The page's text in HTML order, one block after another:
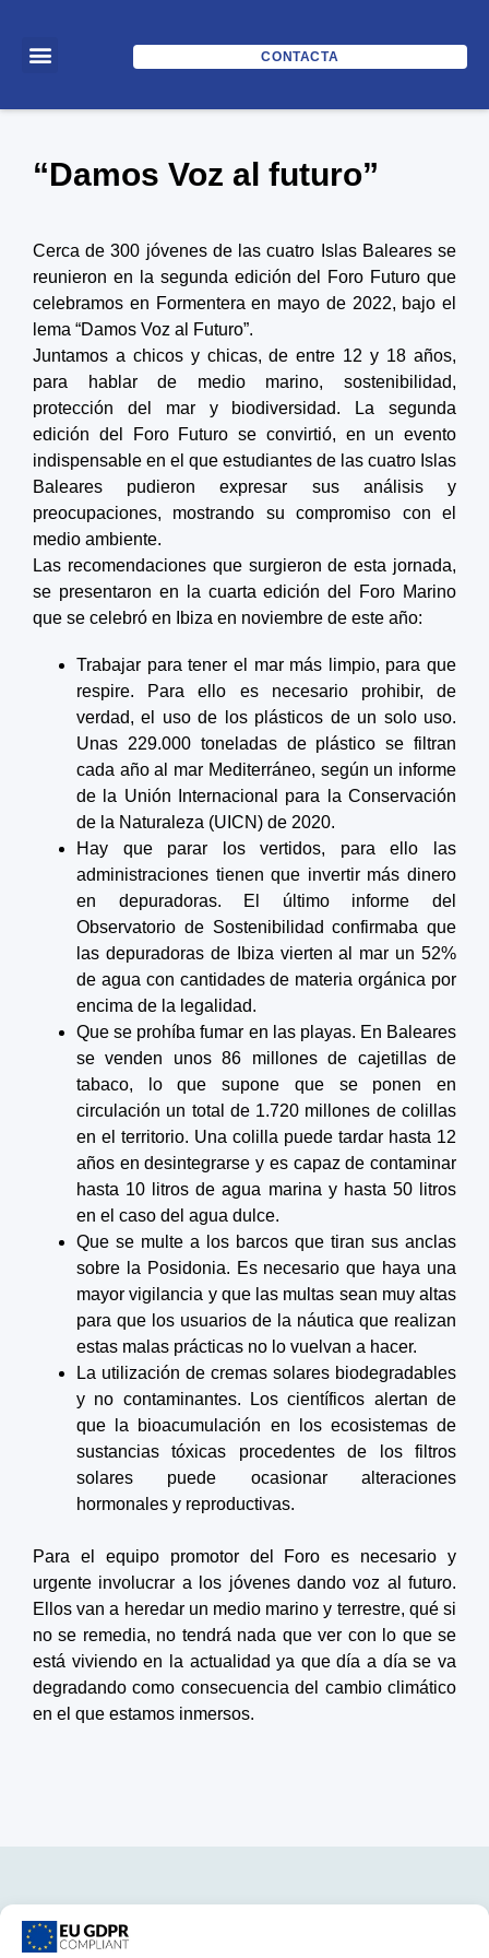
CONTACTA
“Damos Voz al futuro”
Cerca de 300 jóvenes de las cuatro Islas Baleares se
reunieron en la segunda edición del Foro Futuro que
celebramos en Formentera en mayo de 2022, bajo el
lema “Damos Voz al Futuro”.
Juntamos a chicos y chicas, de entre 12 y 18 años,
para hablar de medio marino, sostenibilidad,
protección del mar y biodiversidad. La segunda
edición del Foro Futuro se convirtió, en un evento
indispensable en el que estudiantes de las cuatro Islas
Baleares pudieron expresar sus análisis y
preocupaciones, mostrando su compromiso con el
medio ambiente.
Las recomendaciones que surgieron de esta jornada,
se presentaron en la cuarta edición del Foro Marino
que se celebró en Ibiza en noviembre de este año:
Trabajar para tener el mar más limpio, para que
respire. Para ello es necesario prohibir, de
verdad, el uso de los plásticos de un solo uso.
Unas 229.000 toneladas de plástico se filtran
cada año al mar Mediterráneo, según un informe
de la Unión Internacional para la Conservación
de la Naturaleza (UICN) de 2020.
Hay que parar los vertidos, para ello las
administraciones tienen que invertir más dinero
en depuradoras. El último informe del
Observatorio de Sostenibilidad confirmaba que
las depuradoras de Ibiza vierten al mar un 52%
de agua con cantidades de materia orgánica por
encima de la legalidad.
Que se prohíba fumar en las playas. En Baleares
se venden unos 86 millones de cajetillas de
tabaco, lo que supone que se ponen en
circulación un total de 1.720 millones de colillas
en el territorio. Una colilla puede tardar hasta 12
años en desintegrarse y es capaz de contaminar
hasta 10 litros de agua marina y hasta 50 litros
en el caso del agua dulce.
Que se multe a los barcos que tiran sus anclas
sobre la Posidonia. Es necesario que haya una
mayor vigilancia y que las multas sean muy altas
para que los usuarios de la náutica que realizan
estas malas prácticas no lo vuelvan a hacer.
La utilización de cremas solares biodegradables
y no contaminantes. Los científicos alertan de
que la bioacumulación en los ecosistemas de
sustancias tóxicas procedentes de los filtros
solares puede ocasionar alteraciones
hormonales y reproductivas.
Para el equipo promotor del Foro es necesario y
urgente involucrar a los jóvenes dando voz al futuro.
Ellos van a heredar un medio marino y terrestre, qué si
no se remedia, no tendrá nada que ver con lo que se
está viviendo en la actualidad ya que día a día se va
degradando como consecuencia del cambio climático
en el que estamos inmersos.